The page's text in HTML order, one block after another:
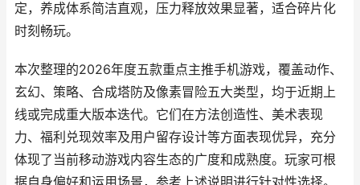
定，养成体系简洁直观，压力释放效果显著，适合碎片化
时刻畅玩。
本次整理的2026年度五款重点主推手机游戏，覆盖动作、
玄幻、策略、合成塔防及像素冒险五大类型，均于近期上
线或完成重大版本迭代。它们在方法创造性、美术表现
力、福利兑现效率及用户留存设计等方面表现优异，充分
体现了当前移动游戏内容生态的广度和成熟度。玩家可根